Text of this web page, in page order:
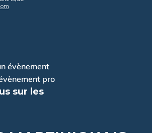
évènement
pro
sur les